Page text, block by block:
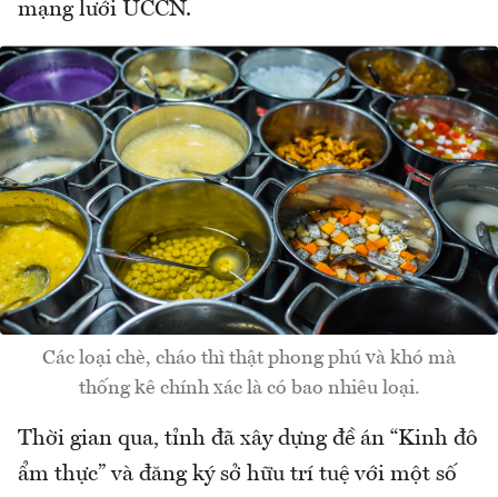
mạng lưới UCCN.
Các loại chè, cháo thì thật phong phú và khó mà
thống kê chính xác là có bao nhiêu loại.
Thời gian qua, tỉnh đã xây dựng đề án “Kinh đô
ẩm thực” và đăng ký sở hữu trí tuệ với một số